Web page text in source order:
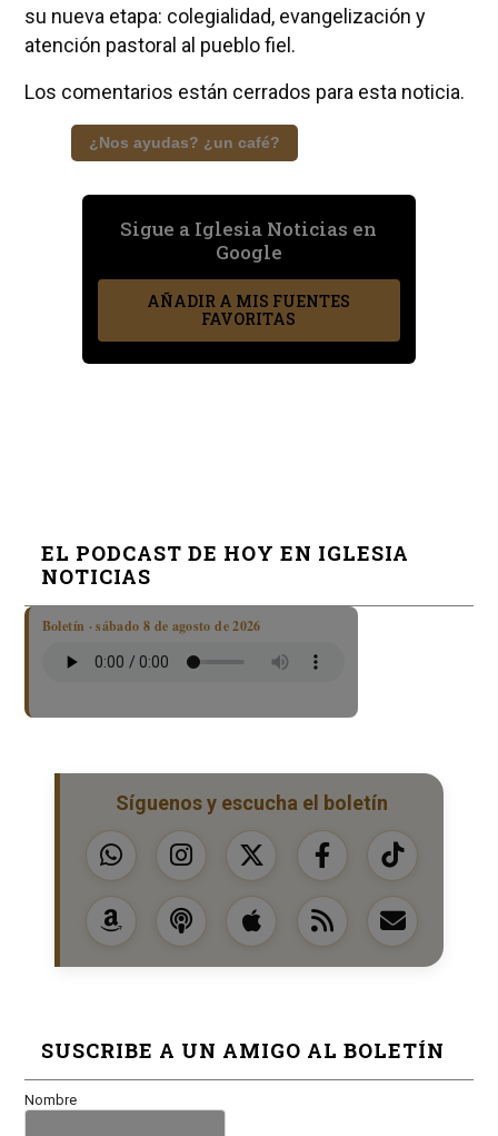
su nueva etapa: colegialidad, evangelización y
atención pastoral al pueblo fiel.
Los comentarios están cerrados para esta noticia.
¿Nos ayudas? ¿un café?
Sigue a Iglesia Noticias en
Google
AÑADIR A MIS FUENTES
FAVORITAS
EL PODCAST DE HOY EN IGLESIA
NOTICIAS
Boletín · sábado 8 de agosto de 2026
Síguenos y escucha el boletín
SUSCRIBE A UN AMIGO AL BOLETÍN
Nombre